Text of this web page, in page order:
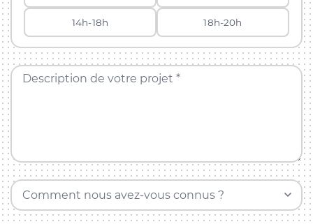
14h-18h 18h-20h
Description de votre projet *
Comment nous avez-vous connus ?